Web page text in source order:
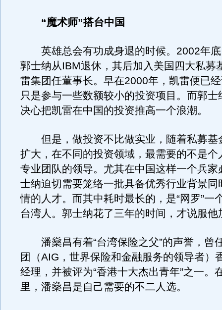
“魔术师”搭台中国
英雄总会有功成身退的时候。2002年底
郭士纳从IBM退休，其后加入美国四大私募
雷集团任董事长。早在2000年，凯雷便已
只是参与一些数额较小的投资项目。而郭士
决心把凯雷在中国的投资推高一个浪潮。
但是，做投资不比做实业，随着私募基
扩大，在不同的投资领域，最需要的不是个
专业团队的领导。尤其在中国这样一个兵家
士纳迫切需要笼络一批具备优秀行业背景同
情的人才。而其中耗时最长的，是“网罗”一
台湾人。郭士纳花了三年的时间，才说服他
潘燊昌有着“台湾保险之父”的声誉，曾
团（AIG，世界保险和金融服务的领导者）
经理，并被评为“香港十大杰出青年”之一。
里，潘燊昌是自己需要的不二人选。